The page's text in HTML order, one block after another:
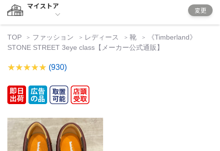
マイストア
変更
TOP ファッション レディース 靴
《Timberland》
STONE STREET 3eye class【メーカー公式通販】
(930)